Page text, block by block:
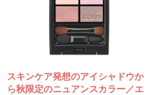
スキンケア発想のアイシャドウか
ら秋限定のニュアンスカラー／エ